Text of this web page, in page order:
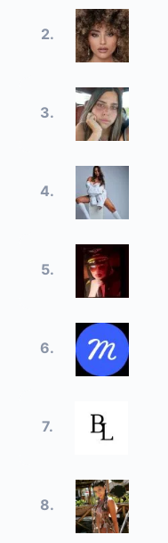
2.
3.
4.
5.
6.
7.
8.